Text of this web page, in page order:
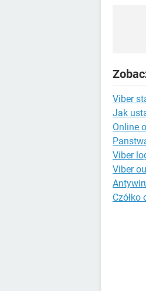
Viber
Jak
Online
Viber
Viber
Czółko